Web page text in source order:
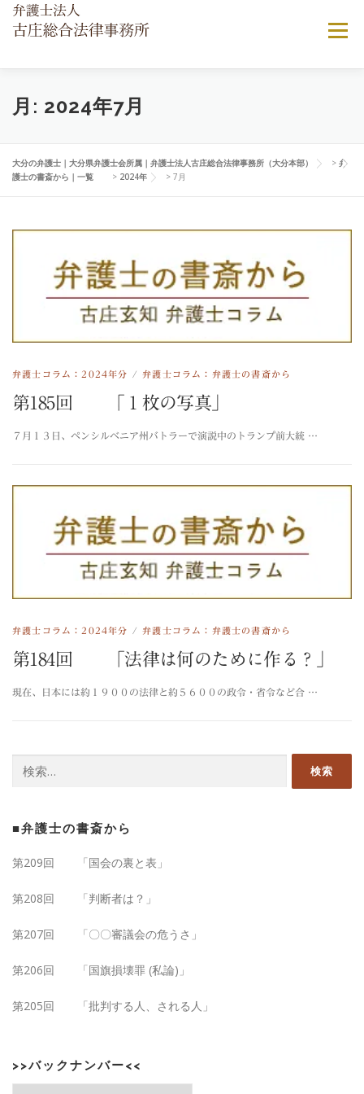
コンテンツへスキップ
メニュー
当法律事務所について
弁護士費用について 顧問弁護士契約 よくある相談
月: 2024年7月
大分の弁護士｜大分県弁護士会所属｜弁護士法人古庄総合法律事務所（大分本部） > 弁
護士の書斎から｜一覧
> 2024年 > 7月
弁護士コラム：2024年分 /弁護士コラム：弁護士の書斎から
第185回 「１枚の写真」
７月１３日、ペンシルベニア州バトラーで演説中のトランプ前大統 …
弁護士コラム：2024年分 /弁護士コラム：弁護士の書斎から
第184回 「法律は何のために作る？」
現在、日本には約１９００の法律と約５６００の政令・省令など合 …
■弁護士の書斎から
第209回 「国会の裏と表」
第208回 「判断者は？」
第207回 「〇〇審議会の危うさ」
第206回 「国旗損壊罪 (私論)」
第205回 「批判する人、される人」
>>バックナンバー<<